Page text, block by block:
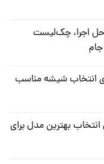
اجرا، چک‌لیست
انتخاب شیشه مناسب
بهترین مدل برای